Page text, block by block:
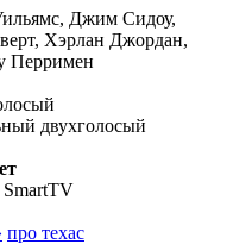
Джим Сидоу,
Хэрлан Джордан,
Перримен
двухголосый
SmartTV
про техас